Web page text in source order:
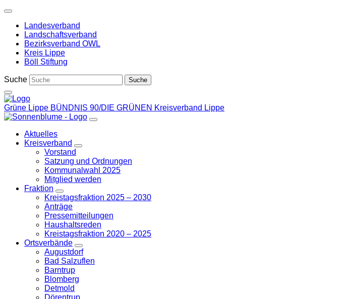
Weiter
Inhalt
Landesverband
Landschaftsverband
Bezirksverband OWL
Kreis Lippe
Böll Stiftung
Suche
Grüne Lippe BÜNDNIS 90/DIE GRÜNEN Kreisverband Lippe
Aktuelles
Kreisverband
Zeige
Untermenü
Vorstand
Satzung und Ordnungen
Kommunalwahl 2025
Mitglied werden
Fraktion
Zeige
Untermenü
Kreistagsfraktion 2025 – 2030
Anträge
Pressemitteilungen
Haushaltsreden
Kreistagsfraktion 2020 – 2025
Ortsverbände
Zeige
Untermenü
Augustdorf
Bad Salzuflen
Barntrup
Blomberg
Detmold
Dörentrup